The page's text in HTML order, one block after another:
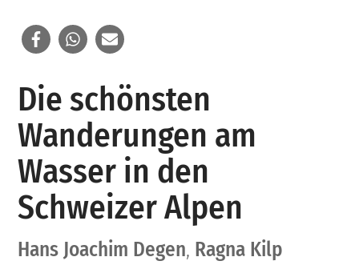
Die schönsten
Wanderungen am
Wasser in den
Schweizer Alpen
Hans Joachim Degen, Ragna Kilp